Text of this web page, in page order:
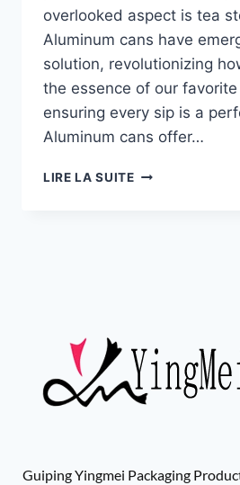
overlooked aspect is tea
Aluminum cans have
solution, revolutionizing
the essence of our
ensuring every sip is a
Aluminum cans offer…
LIRE LA SUITE
Guiping Yingmei Packaging